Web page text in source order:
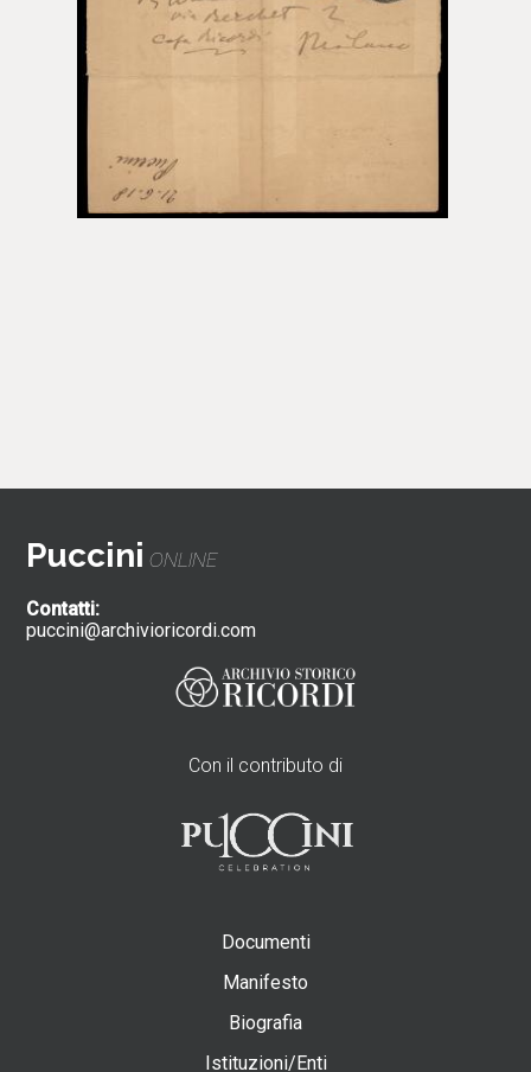
Puccini ONLINE
Contatti:
puccini@archivioricordi.com
Con il contributo di
Documenti
Manifesto
Biografia
Istituzioni/Enti